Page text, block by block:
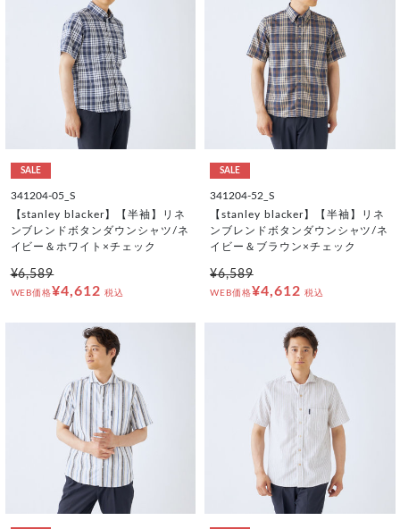
SALE
341204-05_S
【stanley blacker】【半袖】リネ
ンブレンドボタンダウンシャツ/ネ
イビー＆ホワイト×チェック
¥6,589
WEB価格¥4,612 税込
SALE
341204-52_S
【stanley blacker】【半袖】リネ
ンブレンドボタンダウンシャツ/ネ
イビー＆ブラウン×チェック
¥6,589
WEB価格¥4,612 税込